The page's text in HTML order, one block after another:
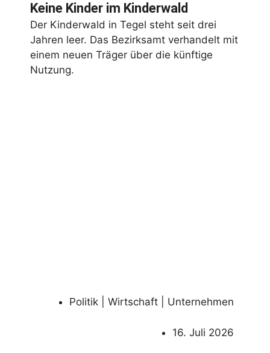
Keine Kinder im Kinderwald
Der Kinderwald in Tegel steht seit drei
Jahren leer. Das Bezirksamt verhandelt mit
einem neuen Träger über die künftige
Nutzung.
16. Juli 2026
Politik | Wirtschaft | Unternehmen